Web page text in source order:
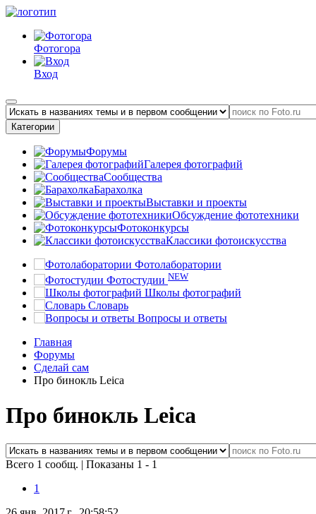
Фотогора
Вход
Категории
Форумы
Галерея фотографий
Сообщества
Барахолка
Выставки и проекты
Обсуждение фототехники
Фотоконкурсы
Классики фотоискусства
Фотолаборатории
Фотостудии NEW
Школы фотографий
Словарь
Вопросы и ответы
Главная
Форумы
Сделай сам
Про бинокль Leica
Про бинокль Leica
Всего 1 сообщ. | Показаны 1 - 1
1